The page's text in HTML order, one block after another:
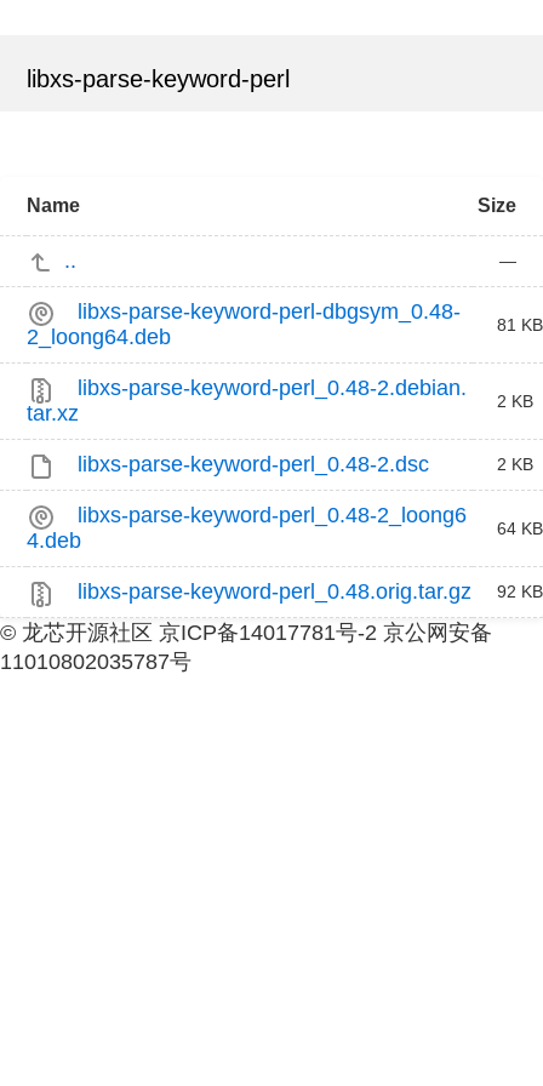
libxs-parse-keyword-perl
Name Size
.. —
libxs-parse-keyword-perl-dbgsym_0.48-
2_loong64.deb
81 KB
libxs-parse-keyword-perl_0.48-2.debian.
tar.xz
2 KB
libxs-parse-keyword-perl_0.48-2.dsc 2 KB
libxs-parse-keyword-perl_0.48-2_loong6
4.deb
64 KB
libxs-parse-keyword-perl_0.48.orig.tar.gz 92 KB
© 龙芯开源社区 京ICP备14017781号-2 京公网安备
11010802035787号